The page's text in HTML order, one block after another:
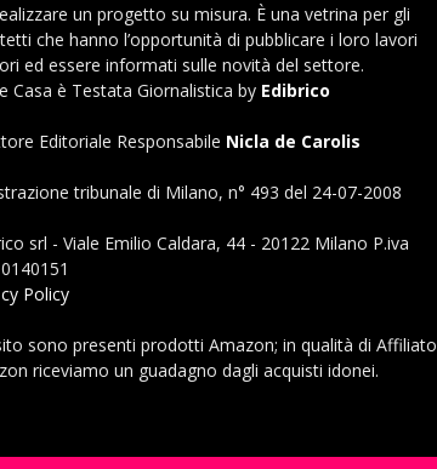
un progetto su misura. È una vetrina per gli
che hanno l’opportunità di pubblicare i loro lavori
ed essere informati sulle novità del settore.
Casa è Testata Giornalistica by Edibrico
Editoriale Responsabile Nicla de Carolis
tribunale di Milano, n° 493 del 24-07-2008
srl - Viale Emilio Caldara, 44 - 20122 Milano P.iva
Policy
sono presenti prodotti Amazon; in qualità di Affiliato
riceviamo un guadagno dagli acquisti idonei.